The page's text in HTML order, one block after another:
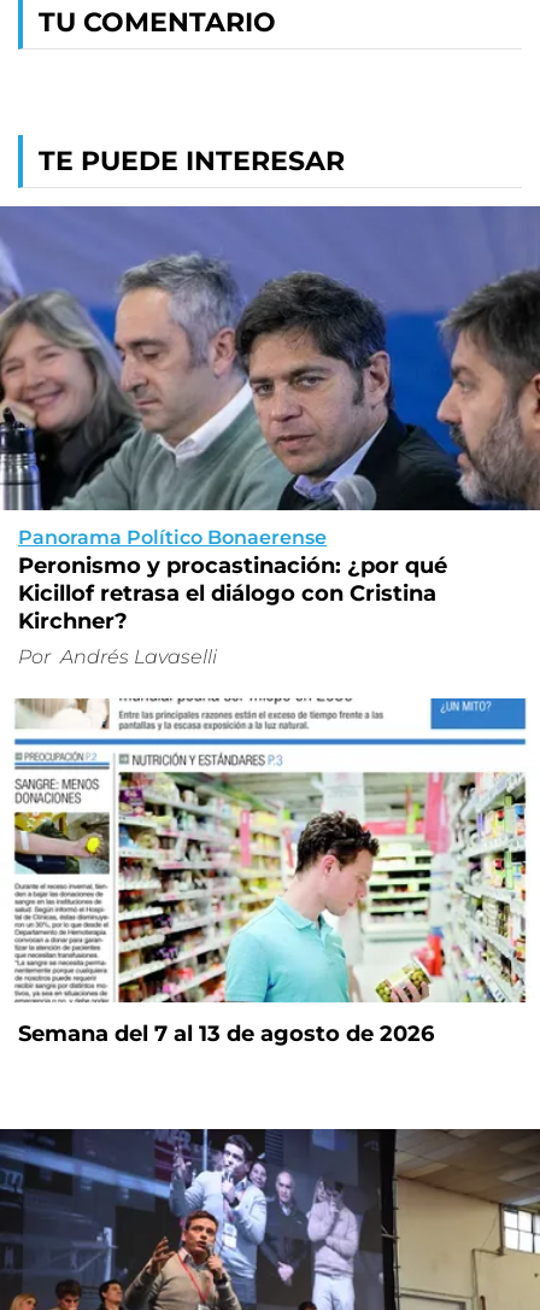
TU COMENTARIO
TE PUEDE INTERESAR
Panorama Político Bonaerense
Peronismo y procastinación: ¿por qué
Kicillof retrasa el diálogo con Cristina
Kirchner?
Por Andrés Lavaselli
Semana del 7 al 13 de agosto de 2026